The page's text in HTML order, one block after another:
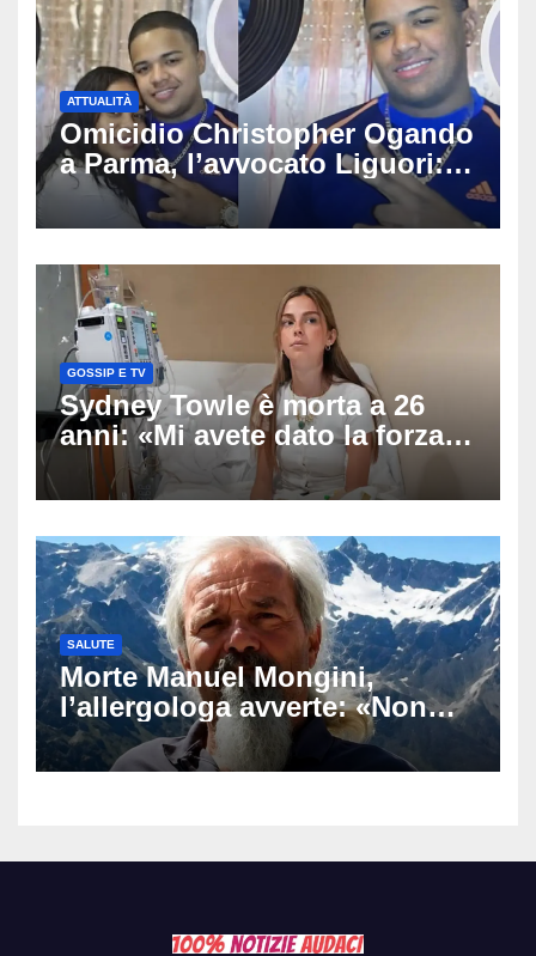
ATTUALITÀ
Omicidio Christopher Ogando
a Parma, l’avvocato Liguori:
«Ogni elemento va
approfondito fino in fondo»,
investigatori
GOSSIP E TV
Sydney Towle è morta a 26
anni: «Mi avete dato la forza
di andare avanti», l’ultimo
messaggio dell’influencer
SALUTE
Morte Manuel Mongini,
l’allergologa avverte: «Non
aspettate di sapere se siete
allergici»